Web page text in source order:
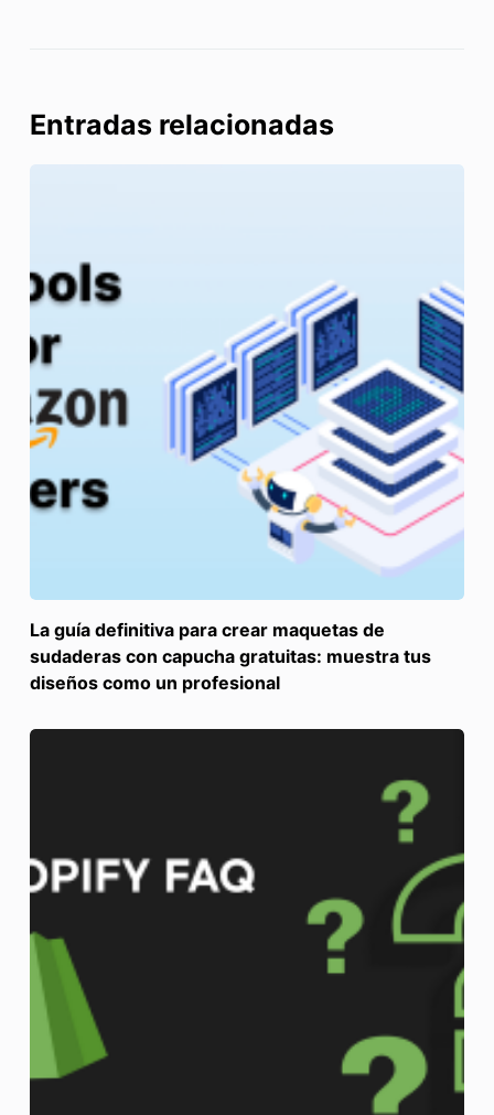
Entradas relacionadas
La guía definitiva para crear maquetas de
sudaderas con capucha gratuitas: muestra tus
diseños como un profesional